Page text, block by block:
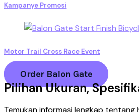
Kampanye Promosi
Motor Trail Cross Race Event
Order Balon Gate
Pilihan Ukuran,